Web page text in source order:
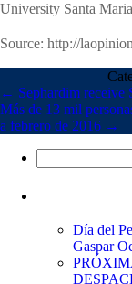
University Santa
Source: http://
← Sephardim receive
Más de 13 mil
a febrero de 2016 →
Día del
Gaspar